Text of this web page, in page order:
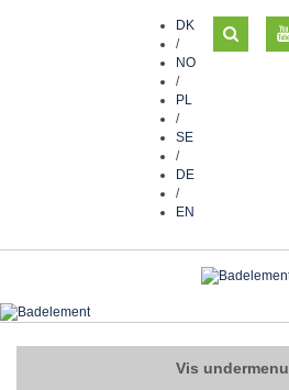
DK
/
NO
/
PL
/
SE
/
DE
/
EN
Vis undermenu